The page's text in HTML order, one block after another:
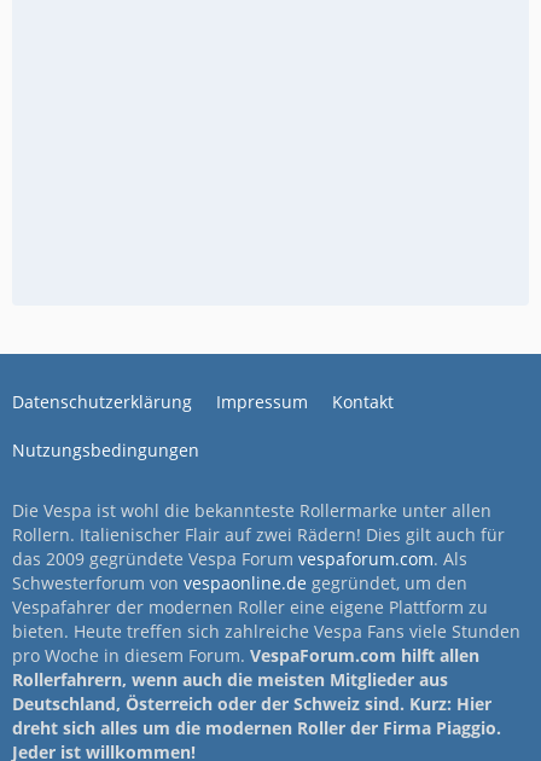
Datenschutzerklärung Impressum Kontakt
Nutzungsbedingungen
Die Vespa ist wohl die bekannteste Rollermarke unter allen
Rollern. Italienischer Flair auf zwei Rädern! Dies gilt auch für
das 2009 gegründete Vespa Forum vespaforum.com. Als
Schwesterforum von vespaonline.de gegründet, um den
Vespafahrer der modernen Roller eine eigene Plattform zu
bieten. Heute treffen sich zahlreiche Vespa Fans viele Stunden
pro Woche in diesem Forum. VespaForum.com hilft allen
Rollerfahrern, wenn auch die meisten Mitglieder aus
Deutschland, Österreich oder der Schweiz sind. Kurz: Hier
dreht sich alles um die modernen Roller der Firma Piaggio.
Jeder ist willkommen!